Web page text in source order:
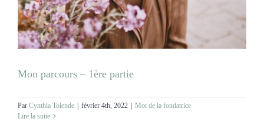
NOS ACTIVITES
Mon parcours – 1ère partie
Par Cynthia Tolende | février 4th, 2022 | Mot de la fondatrice
Lire la suite